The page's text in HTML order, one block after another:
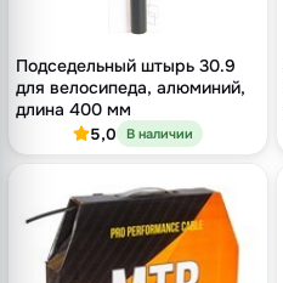
Подседельный штырь 30.9
для велосипеда, алюминий,
длина 400 мм
5,0 В наличии